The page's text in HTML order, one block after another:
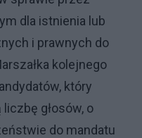
dla istnienia lub
i prawnych do
kolejnego
który
głosów, o
do mandatu